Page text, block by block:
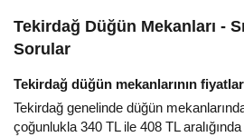
Tekirdağ Düğün Mekanları -
Sorular
Tekirdağ düğün mekanlarının
Tekirdağ genelinde düğün
çoğunlukla 340 TL ile 408 TL